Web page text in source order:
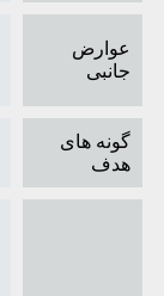
عوارض
جانبی
گونه های
هدف